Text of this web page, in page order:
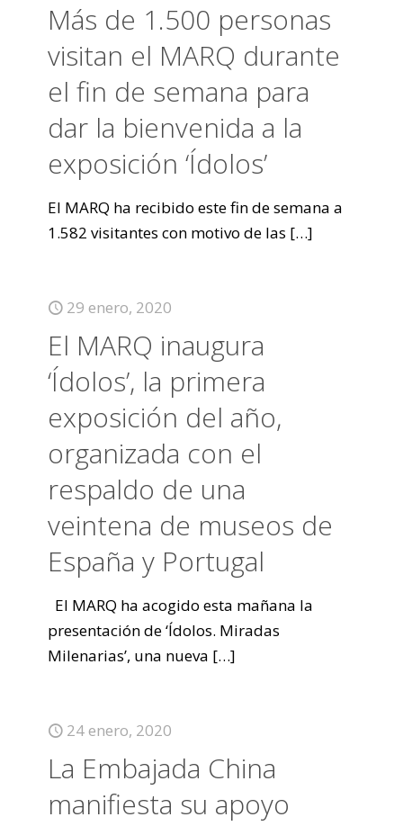
Más de 1.500 personas
visitan el MARQ durante
el fin de semana para
dar la bienvenida a la
exposición ‘Ídolos’
El MARQ ha recibido este fin de semana a
1.582 visitantes con motivo de las […]
29 enero, 2020
El MARQ inaugura
‘Ídolos’, la primera
exposición del año,
organizada con el
respaldo de una
veintena de museos de
España y Portugal
El MARQ ha acogido esta mañana la
presentación de ‘Ídolos. Miradas
Milenarias’, una nueva […]
24 enero, 2020
La Embajada China
manifiesta su apoyo